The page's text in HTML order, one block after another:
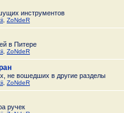
инструментов
ZoNdeR
в Питере
ZoNdeR
не вошедших в другие разделы
ZoNdeR
ручек